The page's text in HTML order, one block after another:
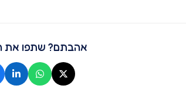
אהבתם? שתפו את